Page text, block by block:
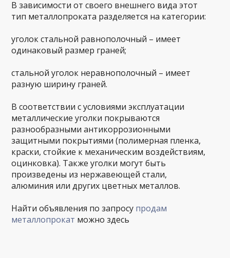
В зависимости от своего внешнего вида этот
тип металлопроката разделяется на категории:
уголок стальной равнополочный – имеет
одинаковый размер граней;
стальной уголок неравнополочный – имеет
разную ширину граней.
В соответствии с условиями эксплуатации
металлические уголки покрываются
разнообразными антикоррозионными
защитными покрытиями (полимерная пленка,
краски, стойкие к механическим воздействиям,
оцинковка). Также уголки могут быть
произведены из нержавеющей стали,
алюминия или других цветных металлов.
Найти объявления по запросу продам
металлопрокат можно здесь